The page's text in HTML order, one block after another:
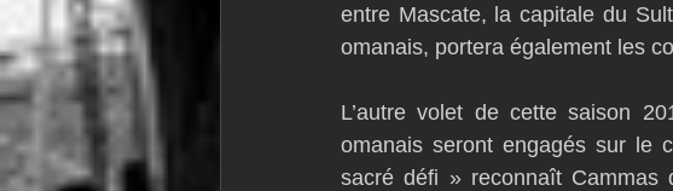
entre Mascate, la capitale du
omanais, portera également les
L’autre volet de cette saison
omanais seront engagés sur le
sacré défi » reconnaît Cammas